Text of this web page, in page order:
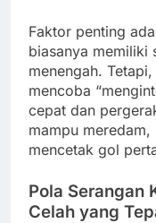
Faktor penting
biasanya memiliki
menengah.
mencoba
cepat dan
mampu
mencetak gol
Pola Serangan
Celah yang